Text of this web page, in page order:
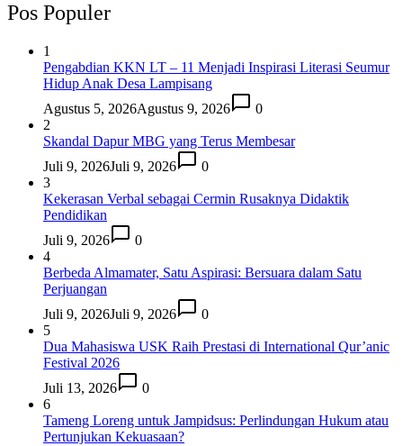
Pos Populer
1
Pengabdian KKN LT – 11 Menjadi Inspirasi Literasi Seumur
Hidup Anak Desa Lampisang
Agustus 5, 2026Agustus 9, 2026
0
2
Skandal Dapur MBG yang Terus Membesar
Juli 9, 2026Juli 9, 2026
0
3
Kekerasan Verbal sebagai Cermin Rusaknya Didaktik
Pendidikan
Juli 9, 2026
0
4
Berbeda Almamater, Satu Aspirasi: Bersuara dalam Satu
Perjuangan
Juli 9, 2026Juli 9, 2026
0
5
Dua Mahasiswa USK Raih Prestasi di International Qur’anic
Festival 2026
Juli 13, 2026
0
6
Tameng Loreng untuk Jampidsus: Perlindungan Hukum atau
Pertunjukan Kekuasaan?